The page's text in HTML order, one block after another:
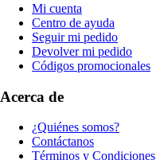
Mi cuenta
Centro de ayuda
Seguir mi pedido
Devolver mi pedido
Códigos promocionales
Acerca de
¿Quiénes somos?
Contáctanos
Términos y Condiciones